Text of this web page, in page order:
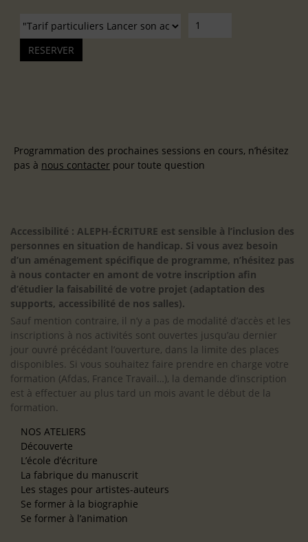
Programmation des prochaines sessions en cours, n’hésitez
pas à nous contacter pour toute question
Accessibilité : ALEPH-ÉCRITURE est sensible à l’inclusion des
personnes en situation de handicap. Si vous avez besoin
d’un aménagement spécifique de programme, n’hésitez pas
à nous contacter en amont de votre inscription afin
d’étudier la faisabilité de votre projet (adaptation des
supports, accessibilité de nos salles).
Sauf mention contraire, il n’y a pas de modalité d’accès et les
inscriptions à nos activités sont ouvertes jusqu’au dernier
jour ouvré précédant l’ouverture, dans la limite des places
disponibles. Si vous souhaitez faire prendre en charge votre
formation (Afdas, France Travail…), la demande d’inscription
est à effectuer au plus tard un mois avant le début de la
formation.
NOS ATELIERS
Découverte
L’école d’écriture
La fabrique du manuscrit
Les stages pour artistes-auteurs
Se former à la biographie
Se former à l’animation